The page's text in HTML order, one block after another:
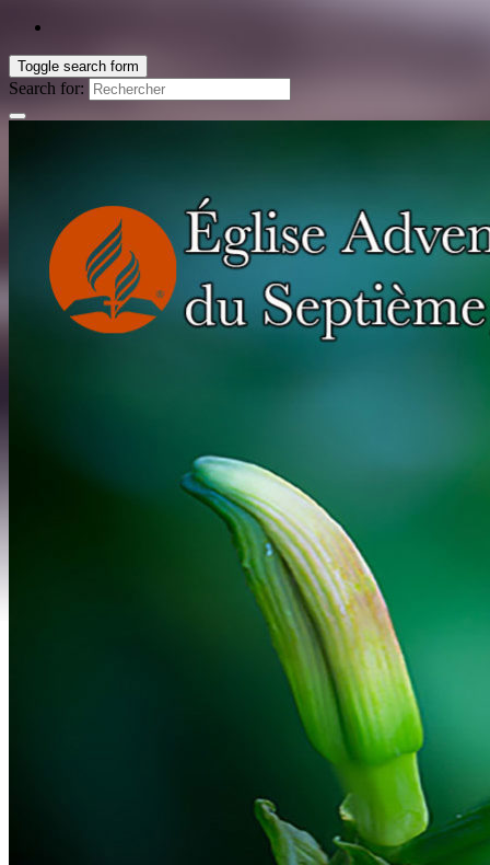
Toggle search form
Search for: